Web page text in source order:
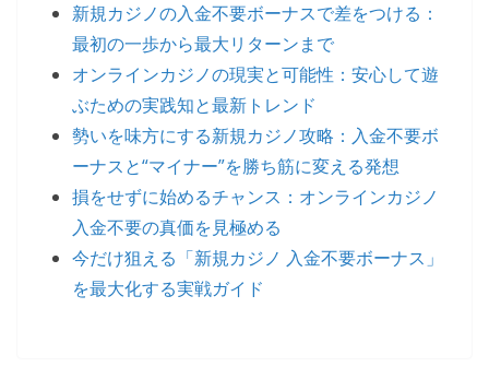
新規カジノの入金不要ボーナスで差をつける：
最初の一歩から最大リターンまで
オンラインカジノの現実と可能性：安心して遊
ぶための実践知と最新トレンド
勢いを味方にする新規カジノ攻略：入金不要ボ
ーナスと“マイナー”を勝ち筋に変える発想
損をせずに始めるチャンス：オンラインカジノ
入金不要の真価を見極める
今だけ狙える「新規カジノ 入金不要ボーナス」
を最大化する実戦ガイド